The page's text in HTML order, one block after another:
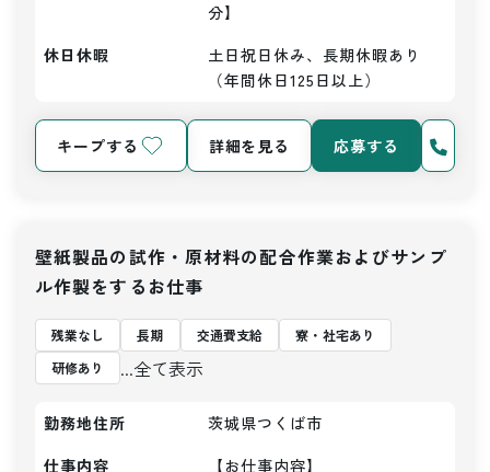
分】
休日休暇
土日祝日休み、長期休暇あり
（年間休日125日以上）
キープする 詳細を見る 応募する
壁紙製品の試作・原材料の配合作業およびサンプ
ル作製をするお仕事
残業なし 長期 交通費支給
寮・社宅あり
研修あり
...全て表示
勤務地住所
茨城県つくば市
仕事内容
【お仕事内容】